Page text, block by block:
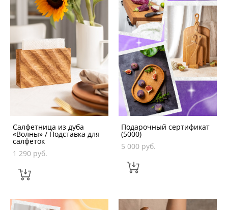
Салфетница из дуба
«Волны» / Подставка для
салфеток
1 290 pуб.
Подарочный сертификат
(5000)
5 000 pуб.